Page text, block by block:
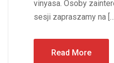
vinyasa. Osoby
sesji zapraszamy na
Read More